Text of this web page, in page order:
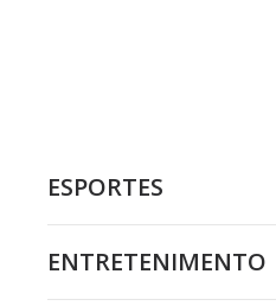
ESPORTES
ENTRETENIMENTO